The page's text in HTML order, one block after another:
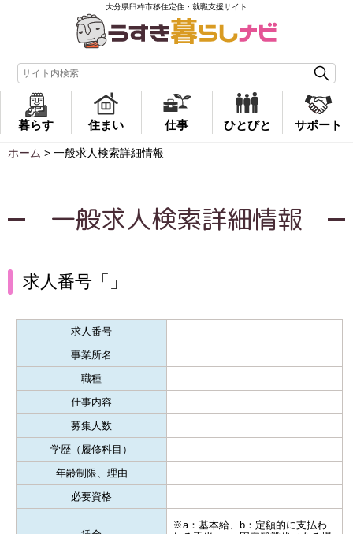
大分県臼杵市移住定住・就職支援サイト
暮らす 住まい 仕事 ひとびと サポート
ホーム > 一般求人検索詳細情報
一般求人検索詳細情報
求人番号「」
求人番号
事業所名
職種
仕事内容
募集人数
学歴（履修科目）
年齢制限、理由
必要資格
※a：基本給、b：定額的に支払わ